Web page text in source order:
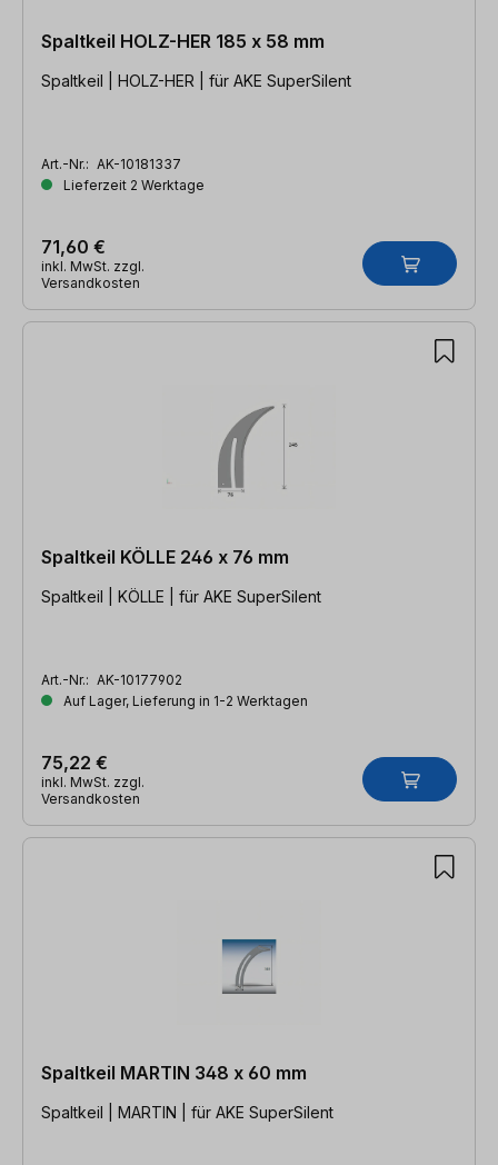
Spaltkeil HOLZ-HER 185 x 58 mm
Spaltkeil | HOLZ-HER | für AKE SuperSilent
Art.-Nr.: AK-10181337
Lieferzeit 2 Werktage
71,60 €
inkl. MwSt. zzgl.
Versandkosten
Spaltkeil KÖLLE 246 x 76 mm
Spaltkeil | KÖLLE | für AKE SuperSilent
Art.-Nr.: AK-10177902
Auf Lager, Lieferung in 1-2 Werktagen
75,22 €
inkl. MwSt. zzgl.
Versandkosten
Spaltkeil MARTIN 348 x 60 mm
Spaltkeil | MARTIN | für AKE SuperSilent